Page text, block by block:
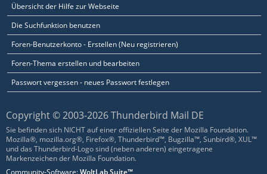
Übersicht der Hilfe zur Webseite
Die Suchfunktion benutzen
Foren-Benutzerkonto - Erstellen (Neu registrieren)
Foren-Thema erstellen und bearbeiten
Passwort vergessen - neues Passwort festlegen
Copyright © 2003-2026 Thunderbird Mail DE
Sie befinden sich NICHT auf einer offiziellen Seite der Mozilla Foundation.
Mozilla®, mozilla.org®, Firefox®, Thunderbird™, Bugzilla™, Sunbird®, XUL™
und das Thunderbird-Logo sind (neben anderen) eingetragene
Markenzeichen der Mozilla Foundation.
Community-Software:WoltLab Suite™